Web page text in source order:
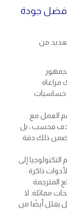
جودة
من
مراعاة
حساسيات
العمل مع
فحسب ، بل
ذلك دقة
إلى
ذاكرة
المترجمة
مماثلة. لا
يقلل أيضًا من